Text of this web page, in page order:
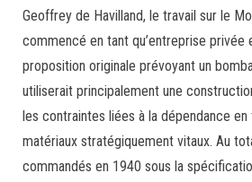
Geoffrey de Havilland, le travail sur le
commencé en tant qu’entreprise privée
proposition originale prévoyant un
utiliserait principalement une
les contraintes liées à la dépendance
matériaux stratégiquement vitaux. Au
commandés en 1940 sous la